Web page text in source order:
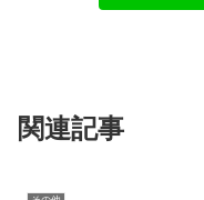
関連記事